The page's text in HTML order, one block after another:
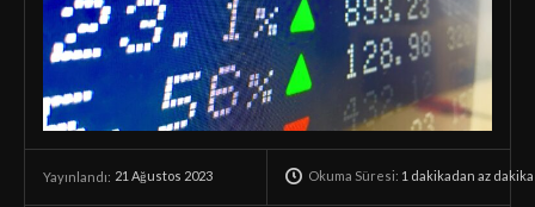
Yayınlandı: 21 Ağustos 2023 Okuma Süresi: 1 dakikadan az dakika